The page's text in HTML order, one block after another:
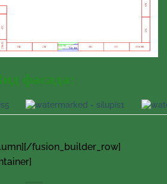
фасада:
fusion_builder_row]